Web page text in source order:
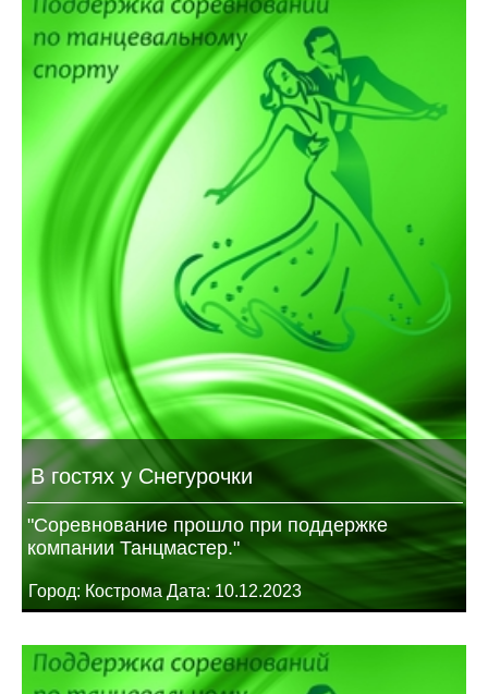
В гостях у Снегурочки
"Соревнование прошло при поддержке
компании Танцмастер."
Город: Кострома Дата: 10.12.2023